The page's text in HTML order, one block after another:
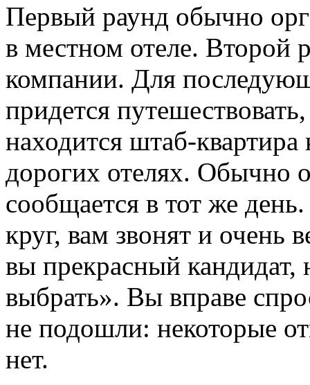
Первый раунд обычно
в местном отеле. Второй
компании. Для
придется
находится штаб-квартира
дорогих отелях. Обычно о
сообщается в тот же
круг, вам звонят и очень
вы прекрасный
выбрать». Вы вправе
не подошли: некоторые
нет.